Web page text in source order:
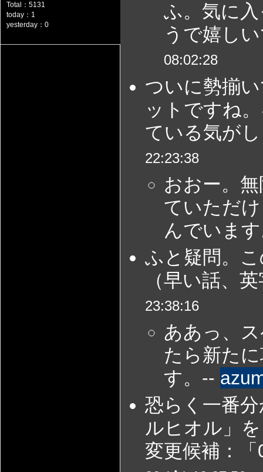
Total：5131
today：1
yesterday：0
ふ。気に
うで嬉し
08:02:28
ついに勢揃
ットですね
ている気が
22:23:38
おおー。
ていただ
んでいま
ふと疑問。
（早い話、
23:38:16
ああっ、
たら新た
す。--
恐らく一番
ルヒオル」
変更候補：